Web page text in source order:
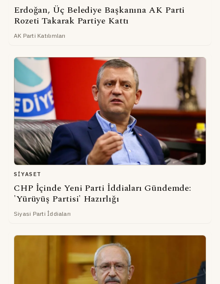
Erdoğan, Üç Belediye Başkanına AK Parti
Rozeti Takarak Partiye Kattı
AK Parti Katılımları
SIYASET
CHP İçinde Yeni Parti İddiaları Gündemde:
'Yürüyüş Partisi' Hazırlığı
Siyasi Parti İddiaları